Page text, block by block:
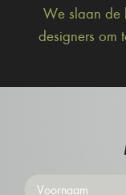
We slaan de
designers om
Voornaam